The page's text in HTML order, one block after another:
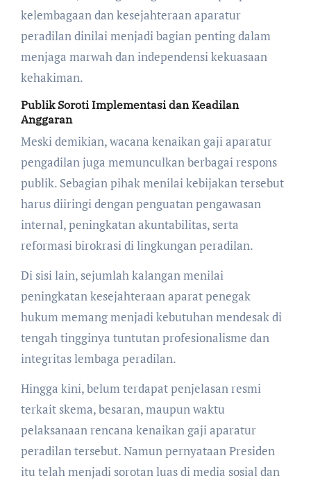
kelembagaan dan kesejahteraan aparatur
peradilan dinilai menjadi bagian penting dalam
menjaga marwah dan independensi kekuasaan
kehakiman.
Publik Soroti Implementasi dan Keadilan
Anggaran
Meski demikian, wacana kenaikan gaji aparatur
pengadilan juga memunculkan berbagai respons
publik. Sebagian pihak menilai kebijakan tersebut
harus diiringi dengan penguatan pengawasan
internal, peningkatan akuntabilitas, serta
reformasi birokrasi di lingkungan peradilan.
Di sisi lain, sejumlah kalangan menilai
peningkatan kesejahteraan aparat penegak
hukum memang menjadi kebutuhan mendesak di
tengah tingginya tuntutan profesionalisme dan
integritas lembaga peradilan.
Hingga kini, belum terdapat penjelasan resmi
terkait skema, besaran, maupun waktu
pelaksanaan rencana kenaikan gaji aparatur
peradilan tersebut. Namun pernyataan Presiden
itu telah menjadi sorotan luas di media sosial dan